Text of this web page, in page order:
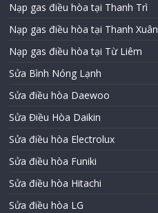
Nạp gas điều hòa tại Thanh Trì
Nạp gas điều hòa tại Thanh Xuân
Nạp gas điều hòa tại Từ Liêm
Sửa Bình Nóng Lạnh
Sửa điều hòa Daewoo
Sửa Điều Hòa Daikin
Sửa điều hòa Electrolux
Sửa điều hòa Funiki
Sửa điều hòa Hitachi
Sửa điều hòa LG